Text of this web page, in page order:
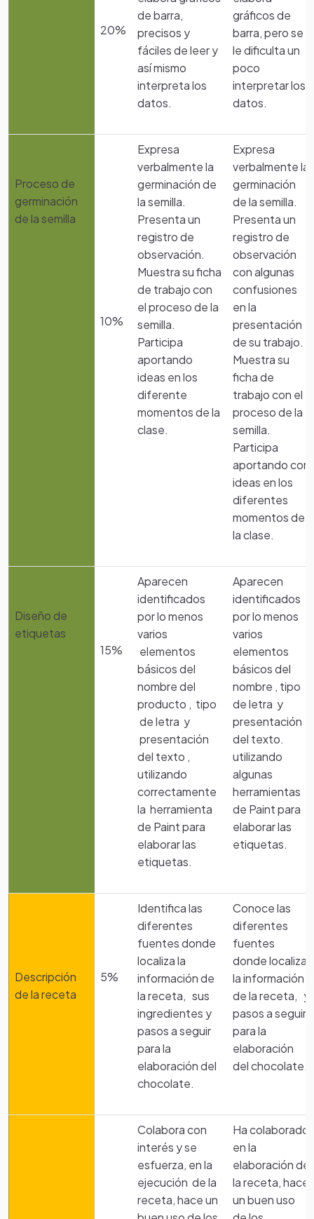
20%
de barra,
precisos y
fáciles de leer y
así mismo
interpreta los
datos.
gráficos de
barra, pero se
le dificulta un
poco
interpretar los
datos.
Proceso de
germinación
de la semilla
10%
Expresa
verbalmente la
germinación de
la semilla.
Presenta un
registro de
observación.
Muestra su ficha
de trabajo con
el proceso de la
semilla.
Participa
aportando
ideas en los
diferente
momentos de la
clase.
Expresa
verbalmente la
germinación
de la semilla.
Presenta un
registro de
observación
con algunas
confusiones
en la
presentación
de su trabajo.
Muestra su
ficha de
trabajo con el
proceso de la
semilla.
Participa
aportando con
ideas en los
diferentes
momentos de
la clase.
Diseño de
etiquetas
15%
Aparecen
identificados
por lo menos
varios
elementos
básicos del
nombre del
producto , tipo
de letra y
presentación
del texto ,
utilizando
correctamente
la herramienta
de Paint para
elaborar las
etiquetas.
Aparecen
identificados
por lo menos
varios
elementos
básicos del
nombre , tipo
de letra y
presentación
del texto.
utilizando
algunas
herramientas
de Paint para
elaborar las
etiquetas.
Descripción
de la receta
5%
Identifica las
diferentes
fuentes donde
localiza la
información de
la receta, sus
ingredientes y
pasos a seguir
para la
elaboración del
chocolate.
Conoce las
diferentes
fuentes
donde localiza
la información
de la receta, y
pasos a seguir
para la
elaboración
del chocolate.
Colabora con
interés y se
esfuerza, en la
ejecución de la
receta, hace un
Ha colaborado
en la
elaboración de
la receta, hace
un buen uso